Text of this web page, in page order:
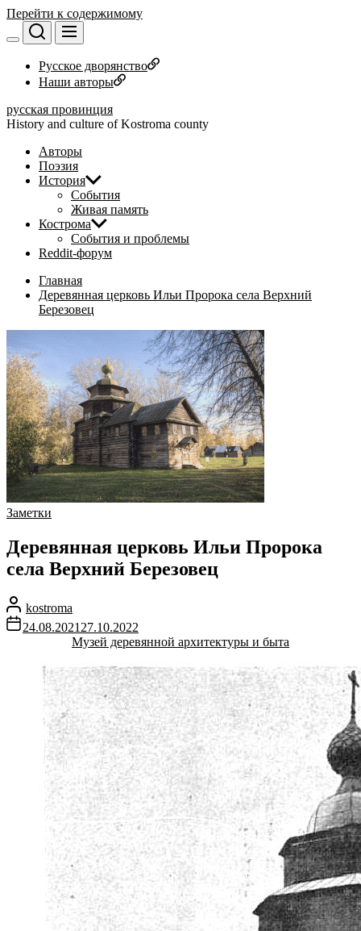
Перейти к содержимому
Русское дворянство
Наши авторы
русская провинция
History and culture of Kostroma county
Авторы
Поэзия
История
События
Живая память
Кострома
События и проблемы
Reddit-форум
Главная
Деревянная церковь Ильи Пророка села Верхний
Березовец
Заметки
Деревянная церковь Ильи Пророка
села Верхний Березовец
kostroma
24.08.2021 27.10.2022
Музей деревянной архитектуры и быта